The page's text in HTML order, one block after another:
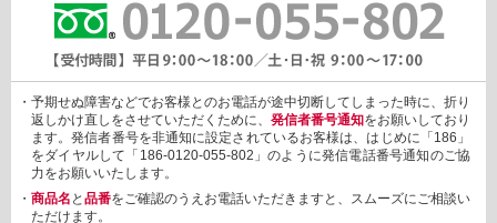
3. 個人情報の提供
あらかじめご本人様からご了解いただいている場合や法令で認め
られている場合を除き、個人情報を第三者に提供または開示いた
しません。
しかしながら、お客様がクレジットカード決済をご利用される場
合に限り、カード発行会社が行なう不正利用検知・防止「3Dセキ
ュア2.0」のために、お客様が利用するカード発行会社及び、決済
代行会社：GMOペイメントゲートウェイ（第三者）に、下記の情
報を開示し、本人認証を行います。
・金額など、決済に関する情報
・予期せぬ障害などでお客様とのお電話が途中切断してしまった時に、折り
返しかけ直しをさせていただくために、 発信者番号通知をお願いしており
ます。発信者番号を非通知に設定されているお客様は、はじめに「186」
をダイヤルして「186-0120-055-802」のように発信電話番号通知のご協
力をお願いいたします。
・ 商品名 と 品番をご確認のうえお電話いただきますと、スムーズにご相談い
ただけます。